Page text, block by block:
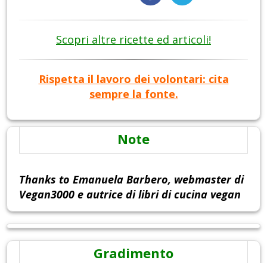
Scopri altre ricette ed articoli!
Rispetta il lavoro dei volontari: cita
sempre la fonte.
Note
Thanks to Emanuela Barbero, webmaster di
Vegan3000 e autrice di libri di cucina vegan
Gradimento